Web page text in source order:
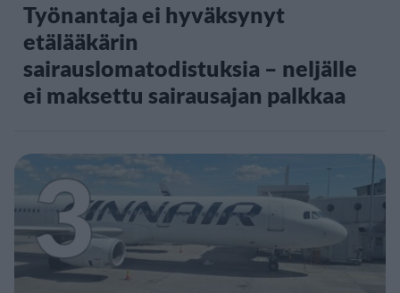
Työnantaja ei hyväksynyt
etälääkärin
sairauslomatodistuksia – neljälle
ei maksettu sairausajan palkkaa
3